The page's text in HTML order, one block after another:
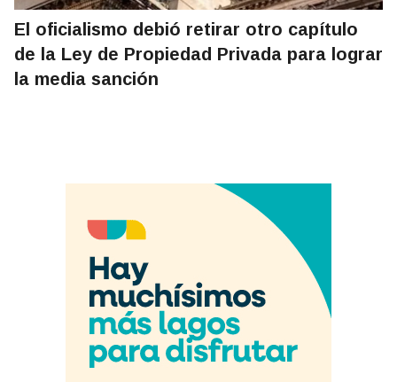
El oficialismo debió retirar otro capítulo
de la Ley de Propiedad Privada para lograr
la media sanción